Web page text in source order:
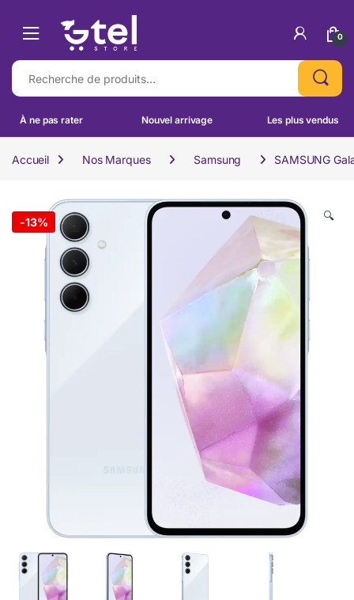
0
Recherche pour :
À ne pas rater Nouvel arrivage Les plus vendus
Accueil Nos Marques Samsung SAMSUNG
-13% 🔍